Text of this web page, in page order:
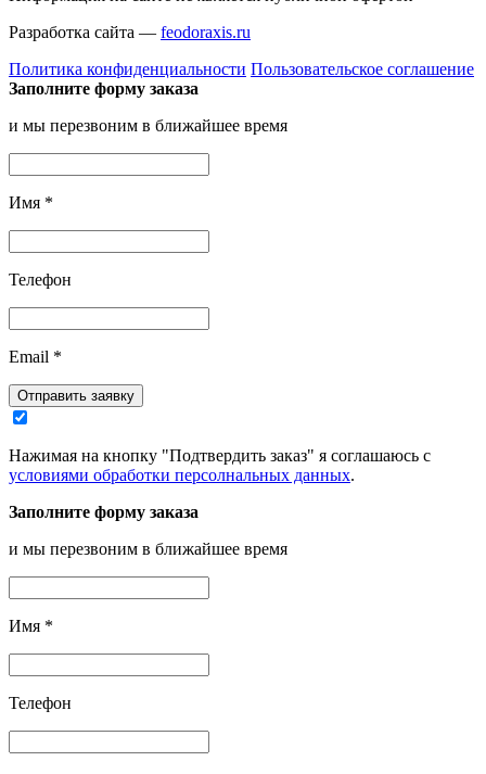
Разработка сайта — feodoraxis.ru
Политика конфиденциальности Пользовательское соглашение
Заполните форму заказа
и мы перезвоним в ближайшее время
Имя *
Телефон
Email *
Отправить заявку
Нажимая на кнопку "Подтвердить заказ" я соглашаюсь с
условиями обработки персолнальных данных.
Заполните форму заказа
и мы перезвоним в ближайшее время
Имя *
Телефон